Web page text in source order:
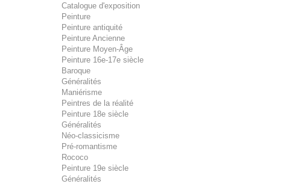
Catalogue d'exposition
Peinture
Peinture antiquité
Peinture Ancienne
Peinture Moyen-Âge
Peinture 16e-17e siècle
Baroque
Généralités
Maniérisme
Peintres de la réalité
Peinture 18e siècle
Généralités
Néo-classicisme
Pré-romantisme
Rococo
Peinture 19e siècle
Généralités